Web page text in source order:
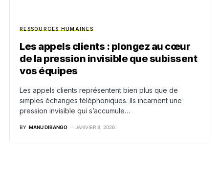
RESSOURCES HUMAINES
Les appels clients : plongez au cœur
de la pression invisible que subissent
vos équipes
Les appels clients représentent bien plus que de
simples échanges téléphoniques. Ils incarnent une
pression invisible qui s’accumule…
BY MANU DIBANGO JANVIER 8, 2026